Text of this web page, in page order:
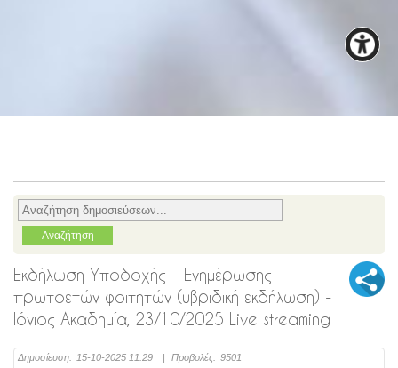
Εκδήλωση Υποδοχής – Ενημέρωσης
πρωτοετών φοιτητών (υβριδική εκδήλωση) -
Ιόνιος Ακαδημία, 23/10/2025 Live streaming
Δημοσίευση: 15-10-2025 11:29 | Προβολές: 9501